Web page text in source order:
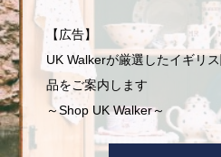
【広告】
UK Walkerが厳選したイギリ
品をご案内します
～Shop UK Walker～